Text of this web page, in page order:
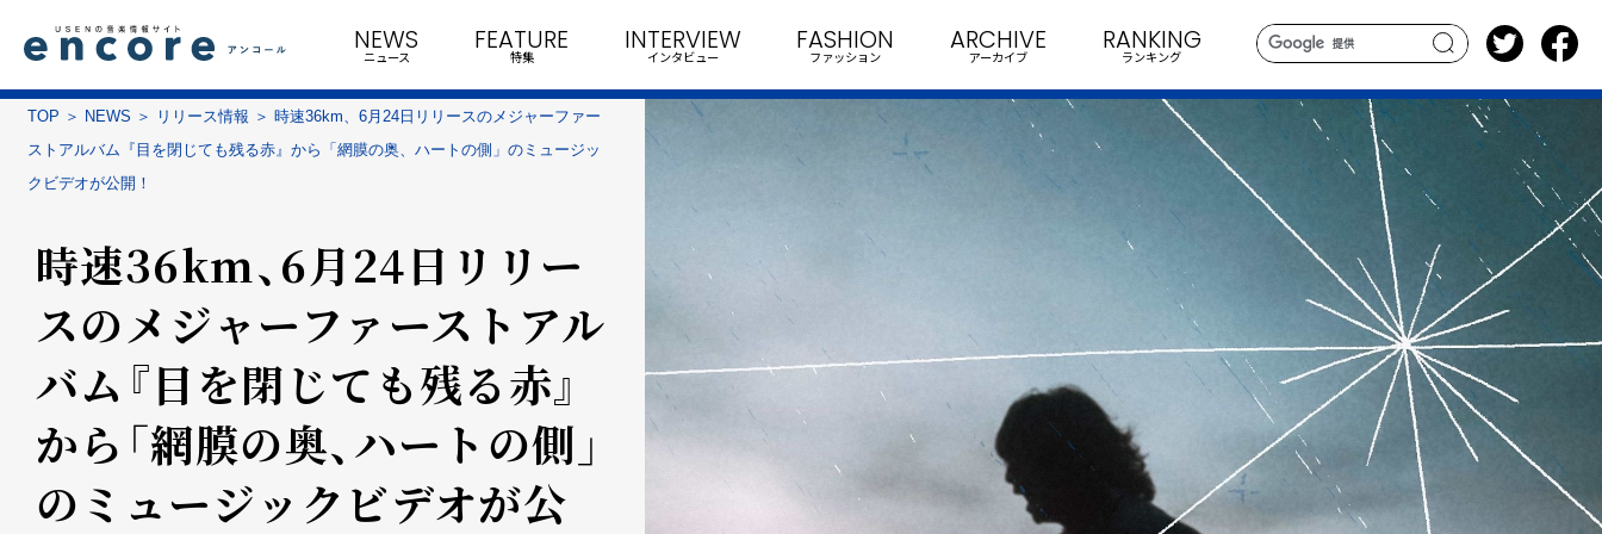
search
NEWS
ニュース
FEATURE
特集
INTERVIEW
インタビュー
FASHION
ファッション
ARCHIVE
アーカイブ
RANKING
ランキング
TOP NEWS リリース情報
時速36km、6月24日リリースのメジャーファー
ストアルバム『目を閉じても残る赤』から「網膜の奥、ハートの側」のミュージッ
クビデオが公開！
時速36km、6月24日リリー
スのメジャーファーストアル
バム『目を閉じても残る赤』
から「網膜の奥、ハートの側」
のミュージックビデオが公